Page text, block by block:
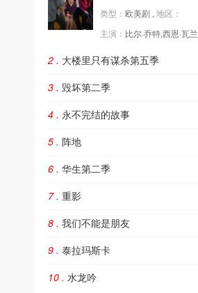
类型： 欧美剧 , 地区：
主演： 比尔·乔特,西恩·瓦兰
2 . 大楼里只有谋杀第五季
3 . 毁坏第二季
4 . 永不完结的故事
5 . 阵地
6 . 华生第二季
7 . 重影
8 . 我们不能是朋友
9 . 泰拉玛斯卡
10 . 水龙吟